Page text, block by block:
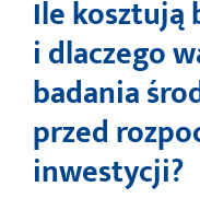
Ile kosztują
i dlaczego
badania
przed
inwestycji?